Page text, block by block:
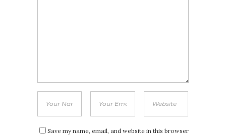
Save my name, email, and website in this browser